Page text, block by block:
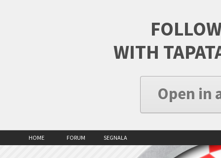
WITH
Open in
HOME FORUM SEGNALA